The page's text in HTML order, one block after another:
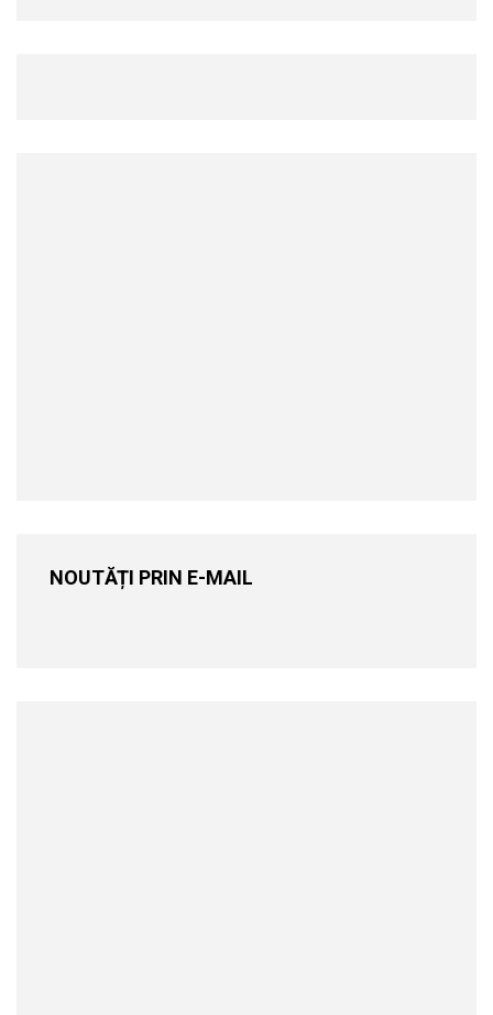
NOUTĂȚI PRIN E-MAIL